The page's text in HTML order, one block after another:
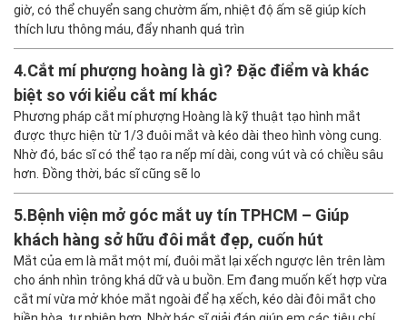
giờ, có thể chuyển sang chườm ấm, nhiệt độ ấm sẽ giúp kích
thích lưu thông máu, đẩy nhanh quá trìn
4.Cắt mí phượng hoàng là gì? Đặc điểm và khác
biệt so với kiểu cắt mí khác
Phương pháp cắt mí phượng Hoàng là kỹ thuật tạo hình mắt
được thực hiện từ 1/3 đuôi mắt và kéo dài theo hình vòng cung.
Nhờ đó, bác sĩ có thể tạo ra nếp mí dài, cong vút và có chiều sâu
hơn. Đồng thời, bác sĩ cũng sẽ lo
5.Bệnh viện mở góc mắt uy tín TPHCM – Giúp
khách hàng sở hữu đôi mắt đẹp, cuốn hút
Mắt của em là mắt một mí, đuôi mắt lại xếch ngược lên trên làm
cho ánh nhìn trông khá dữ và u buồn. Em đang muốn kết hợp vừa
cắt mí vừa mở khóe mắt ngoài để hạ xếch, kéo dài đôi mắt cho